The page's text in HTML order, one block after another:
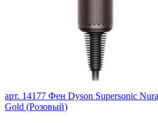
арт. 14177 Фен Dyson Supersonic
Gold (Розовый)